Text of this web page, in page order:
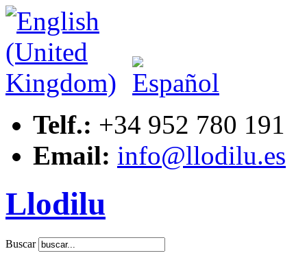
Telf.: +34 952 780 191
Email: info@llodilu.es
Llodilu
Buscar